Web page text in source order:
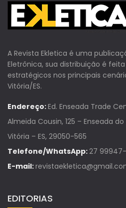
A Revista Ekletica é uma
Eletrônica, sua distribuição é
estratégicos nos principais
Vitória/ES.
Endereço:Ed. Enseada Trade
Almeida Cousin, 125 – Enseada do
Vitória – ES, 29050-565
Telefone/WhatsApp:27
E-mail:
EDITORIAS